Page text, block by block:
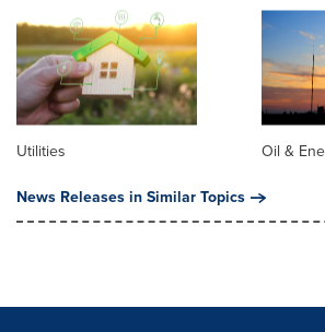
Utilities
Oil &
News Releases in Similar Topics